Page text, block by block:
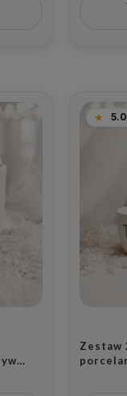
na
5.0
Zestaw